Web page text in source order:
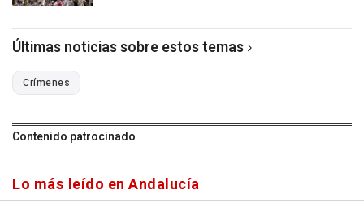
Últimas noticias sobre estos temas
Crímenes
Contenido patrocinado
Lo más leído en Andalucía